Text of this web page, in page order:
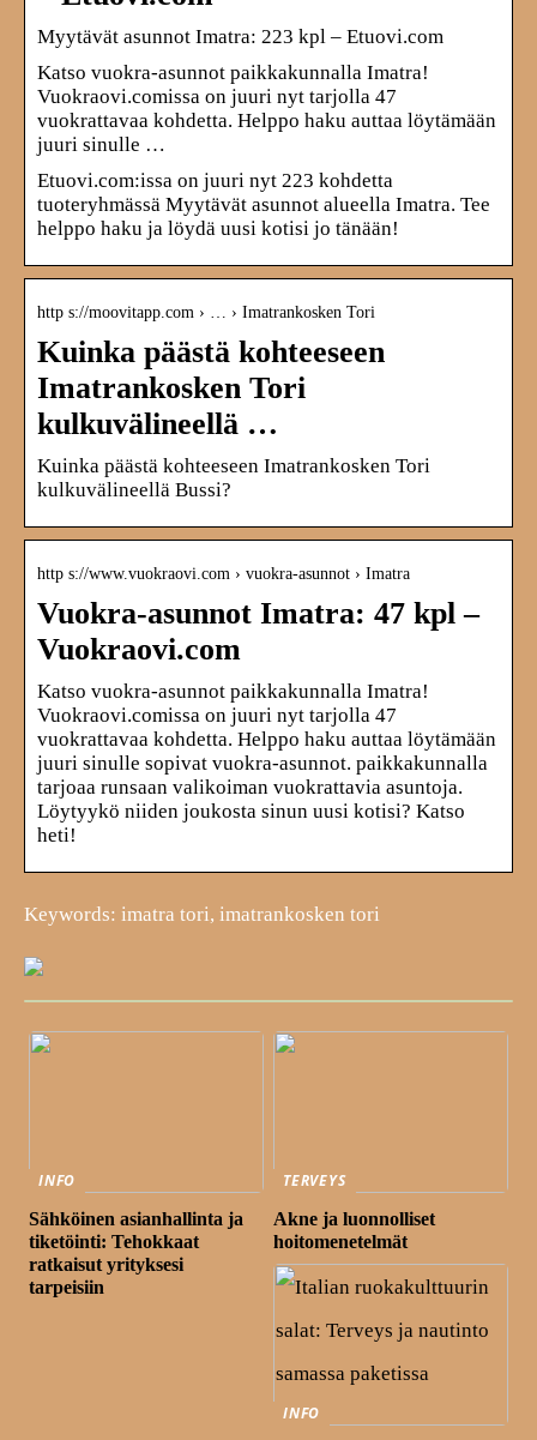
Myytävät asunnot Imatra: 223 kpl – Etuovi.com
Katso vuokra-asunnot paikkakunnalla Imatra!
Vuokraovi.comissa on juuri nyt tarjolla 47
vuokrattavaa kohdetta. Helppo haku auttaa löytämään
juuri sinulle …
Etuovi.com:issa on juuri nyt 223 kohdetta
tuoteryhmässä Myytävät asunnot alueella Imatra. Tee
helppo haku ja löydä uusi kotisi jo tänään!
http s://moovitapp.com › … › Imatrankosken Tori
Kuinka päästä kohteeseen
Imatrankosken Tori
kulkuvälineellä …
Kuinka päästä kohteeseen Imatrankosken Tori
kulkuvälineellä Bussi?
http s://www.vuokraovi.com › vuokra-asunnot › Imatra
Vuokra-asunnot Imatra: 47 kpl –
Vuokraovi.com
Katso vuokra-asunnot paikkakunnalla Imatra!
Vuokraovi.comissa on juuri nyt tarjolla 47
vuokrattavaa kohdetta. Helppo haku auttaa löytämään
juuri sinulle sopivat vuokra-asunnot. paikkakunnalla
tarjoaa runsaan valikoiman vuokrattavia asuntoja.
Löytyykö niiden joukosta sinun uusi kotisi? Katso
heti!
Keywords: imatra tori, imatrankosken tori
INFO
Sähköinen asianhallinta ja
tiketöinti: Tehokkaat
ratkaisut yrityksesi
tarpeisiin
TERVEYS
Akne ja luonnolliset
hoitomenetelmät
INFO